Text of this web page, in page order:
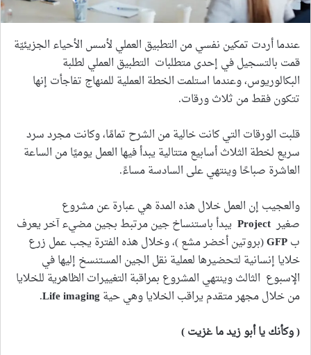
عندما أردت تمكين نفسي من التطبيق العملي لأسس الأحياء الجزيئيّة
قمت بالتسجيل في إحدى متطلبات التطبيق العملي لطلبة
البكالوريوس، وعندما استلمت الخطة العملية للمنهاج تفاجأت إنها
تتكون فقط من ثلاث ورقات.
قلبت الورقات التي كانت خالية من الشرح تمامًا، وكانت مجرد سرد
سريع لخطة الثلاث أسابيع متتالية يبدأ فيها العمل يوميًا من الساعة
العاشرة صباحًا وينتهي على السادسة مساءً.
والعجيب إن العمل خلال هذه المدة هي عبارة عن مشروع
صغير Project يبدأ باستنساخ جين مرتبط بجين مضيء آخر يعرف
بGFP(بروتين أخضر مشع )، وخلال هذه الفترة يجب عمل زرع
خلايا إنسانية لتحضيرها لعملية نقل الجين المستنسخ إليها في
الإسبوع الثالث وينتهي المشروع بمراقبة التغييرات الظاهرية للخلايا
من خلال مجهر متقدم يراقب الخلايا وهي حيةLife imaging
.
( وكأنك يا أبو زيد ما غزيت )